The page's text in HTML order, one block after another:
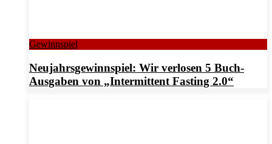
Gewinnspiel
Neujahrsgewinnspiel: Wir verlosen 5 Buch-
Ausgaben von „Intermittent Fasting 2.0“